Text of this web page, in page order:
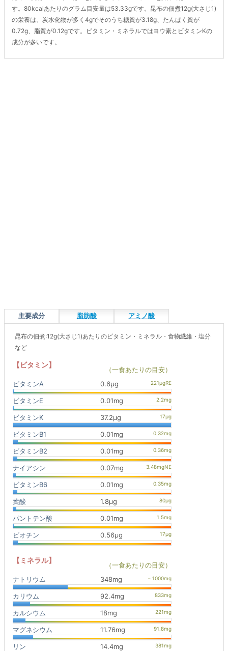
す。80kcalあたりのグラム目安量は53.33gです。昆布の佃煮12g(大さじ1)
の栄養は、炭水化物が多く4gでそのうち糖質が3.18g、たんぱく質が
0.72g、脂質が0.12gです。ビタミン・ミネラルではヨウ素とビタミンKの
成分が多いです。
主要成分 脂肪酸 アミノ酸
昆布の佃煮:12g(大さじ1)あたりのビタミン・ミネラル・食物繊維・塩分
など
【ビタミン】
（一食あたりの目安）
ビタミンA
0.6μg
ビタミンE 0.01mg
ビタミンK 37.2μg
ビタミンB1 0.01mg
ビタミンB2 0.01mg
ナイアシン 0.07mg
ビタミンB6 0.01mg
葉酸 1.8μg
パントテン酸 0.01mg
ビオチン 0.56μg
【ミネラル】
（一食あたりの目安）
ナトリウム
348mg
カリウム 92.4mg
カルシウム 18mg
マグネシウム 11.76mg
リン 14.4mg